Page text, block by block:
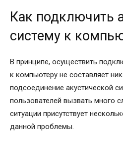
Как подключить
систему к
В принципе, осуществить
к компьютеру не составляет
подсоединение акустической
пользователей вызвать много
ситуации присутствует
данной проблемы.